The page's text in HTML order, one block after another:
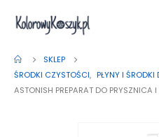
SKLEP
ŚRODKI CZYSTOŚCI, PŁYNY I
ASTONISH PREPARAT DO